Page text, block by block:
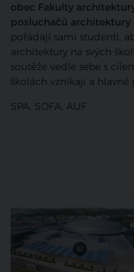
obec Fakulty
posluchačů architektury
pořádají sami studenti,
architektury na svých
soutěže vedle sebe s
školách vznikají a hlavně
SPA, SOFA, AUF